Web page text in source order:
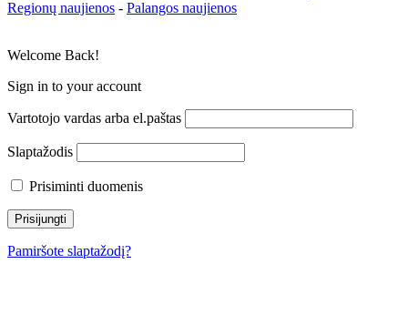
Regionų naujienos - Palangos naujienos
Welcome Back!
Sign in to your account
Vartotojo vardas arba el.paštas
Slaptažodis
Prisiminti duomenis
Pamiršote slaptažodį?